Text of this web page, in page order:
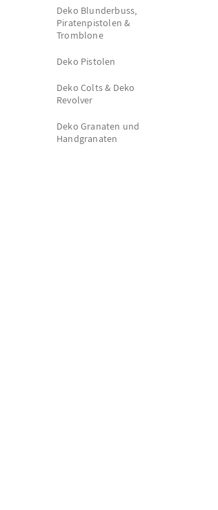
Deko Blunderbuss,
Piratenpistolen &
Tromblone
Deko Pistolen
Deko Colts & Deko
Revolver
Deko Granaten und
Handgranaten